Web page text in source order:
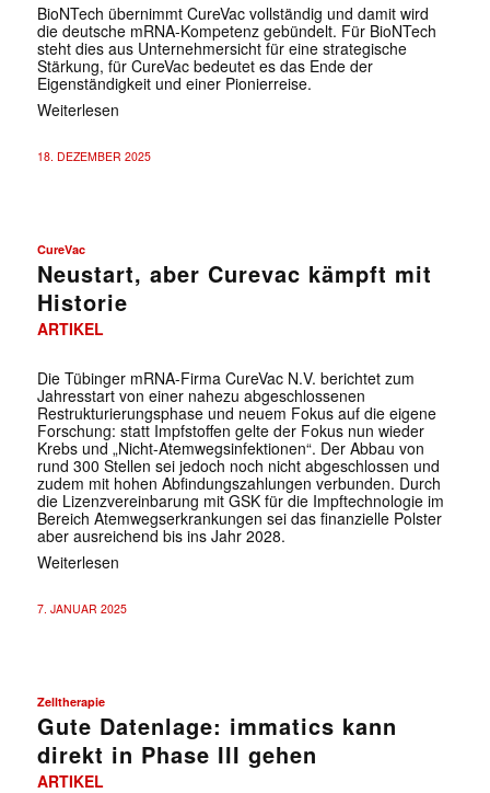
BioNTech übernimmt CureVac vollständig und damit wird
die deutsche mRNA-Kompetenz gebündelt. Für BioNTech
steht dies aus Unternehmersicht für eine strategische
Stärkung, für CureVac bedeutet es das Ende der
Eigenständigkeit und einer Pionierreise.
Weiterlesen
18. DEZEMBER 2025
CureVac
Neustart, aber Curevac kämpft mit
Historie
ARTIKEL
Die Tübinger mRNA-Firma CureVac N.V. berichtet zum
Jahresstart von einer nahezu abgeschlossenen
Restrukturierungsphase und neuem Fokus auf die eigene
Forschung: statt Impfstoffen gelte der Fokus nun wieder
Krebs und „Nicht-Atemwegsinfektionen“. Der Abbau von
rund 300 Stellen sei jedoch noch nicht abgeschlossen und
zudem mit hohen Abfindungszahlungen verbunden. Durch
die Lizenzvereinbarung mit GSK für die Impftechnologie im
Bereich Atemwegserkrankungen sei das finanzielle Polster
aber ausreichend bis ins Jahr 2028.
Weiterlesen
7. JANUAR 2025
Zelltherapie
Gute Datenlage: immatics kann
direkt in Phase III gehen
ARTIKEL